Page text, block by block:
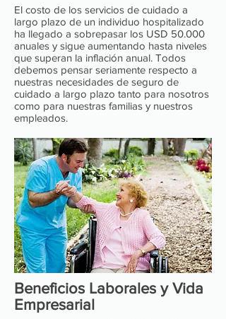
Beneficios Laborales y Vida
Empresarial
El costo de los servicios de cuidado a
largo plazo de un individuo hospitalizado
ha llegado a sobrepasar los USD 50.000
anuales y sigue aumentando hasta niveles
que superan la inflación anual. Todos
debemos pensar seriamente respecto a
nuestras necesidades de seguro de
cuidado a largo plazo tanto para nosotros
como para nuestras familias y nuestros
empleados.